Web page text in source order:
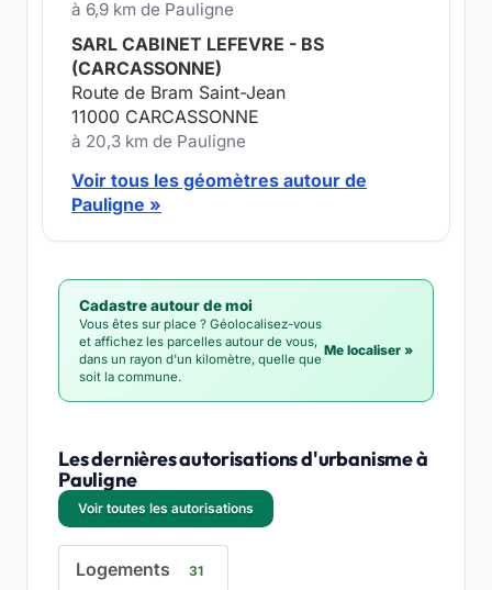
à 6,9 km de Pauligne
SARL CABINET LEFEVRE - BS
(CARCASSONNE)
Route de Bram Saint-Jean
11000 CARCASSONNE
à 20,3 km de Pauligne
Voir tous les géomètres autour de
Pauligne »
Cadastre autour de moi
Vous êtes sur place ? Géolocalisez-vous
et affichez les parcelles autour de vous,
dans un rayon d'un kilomètre, quelle que
soit la commune.
Me localiser »
Les dernières autorisations d'urbanisme à
Pauligne
Voir toutes les autorisations
Logements 31